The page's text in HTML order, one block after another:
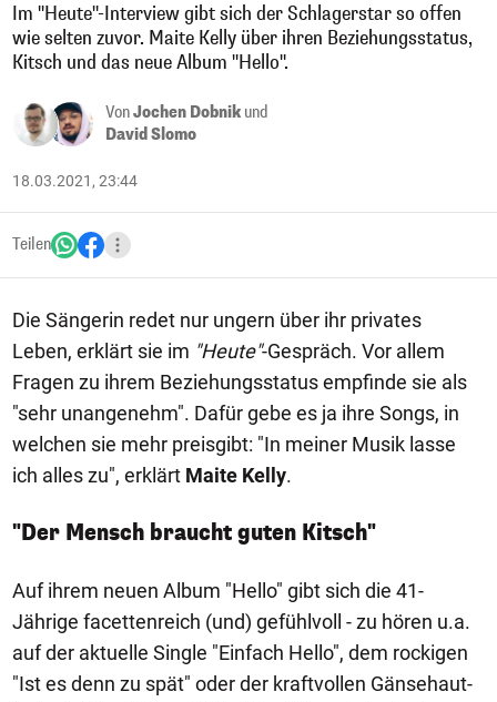
Im "Heute"-Interview gibt sich der Schlagerstar so offen
wie selten zuvor. Maite Kelly über ihren Beziehungsstatus,
Kitsch und das neue Album "Hello".
VonJochen Dobnik und
David Slomo
18.03.2021, 23:44
Teilen
Die Sängerin redet nur ungern über ihr privates
Leben, erklärt sie im "Heute"-Gespräch. Vor allem
Fragen zu ihrem Beziehungsstatus empfinde sie als
"sehr unangenehm". Dafür gebe es ja ihre Songs, in
welchen sie mehr preisgibt: "In meiner Musik lasse
ich alles zu", erklärt Maite Kelly.
"Der Mensch braucht guten Kitsch"
Auf ihrem neuen Album "Hello" gibt sich die 41-
Jährige facettenreich (und) gefühlvoll - zu hören u.a.
auf der aktuelle Single "Einfach Hello", dem rockigen
"Ist es denn zu spät" oder der kraftvollen Gänsehaut-